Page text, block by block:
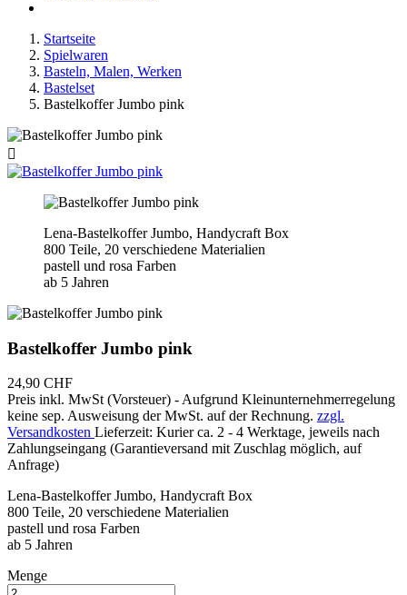
Startseite
Spielwaren
Basteln, Malen, Werken
Bastelset
Bastelkoffer Jumbo pink

Lena-Bastelkoffer Jumbo, Handycraft Box
800 Teile, 20 verschiedene Materialien
pastell und rosa Farben
ab 5 Jahren
Bastelkoffer Jumbo pink
24,90 CHF
Preis inkl. MwSt (Vorsteuer) - Aufgrund Kleinunternehmerregelung
keine sep. Ausweisung der MwSt. auf der Rechnung. zzgl.
Versandkosten Lieferzeit: Kurier ca. 2 - 4 Werktage, jeweils nach
Zahlungseingang (Garantieversand mit Zuschlag möglich, auf
Anfrage)
Lena-Bastelkoffer Jumbo, Handycraft Box
800 Teile, 20 verschiedene Materialien
pastell und rosa Farben
ab 5 Jahren
Menge